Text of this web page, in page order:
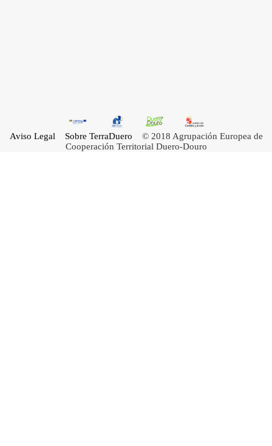
Aviso Legal Sobre TerraDuero © 2018 Agrupación Europea de
Cooperación Territorial Duero-Douro